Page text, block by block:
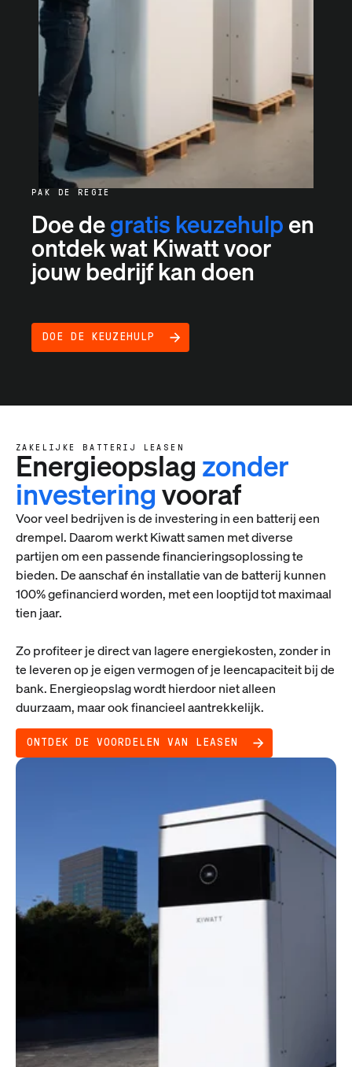
PAK DE REGIE
Doe degratis keuzehulp en
ontdek wat Kiwatt voor
jouw bedrijf kan doen
DOE DE KEUZEHULP
ZAKELIJKE BATTERIJ LEASEN
Energieopslag zonder
investeringvooraf
Voor veel bedrijven is de investering in een batterij een
drempel. Daarom werkt Kiwatt samen met diverse
partijen om een passende financieringsoplossing te
bieden. De aanschaf én installatie van de batterij kunnen
100% gefinancierd worden, met een looptijd tot maximaal
tien jaar.
Zo profiteer je direct van lagere energiekosten, zonder in
te leveren op je eigen vermogen of je leencapaciteit bij de
bank. Energieopslag wordt hierdoor niet alleen
duurzaam, maar ook financieel aantrekkelijk.
ONTDEK DE VOORDELEN VAN LEASEN